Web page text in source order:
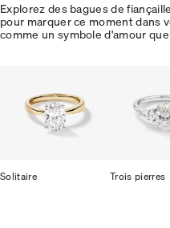
Explorez des bagues de
pour marquer ce moment dans
comme un symbole d'amour
Solitaire Trois pierres